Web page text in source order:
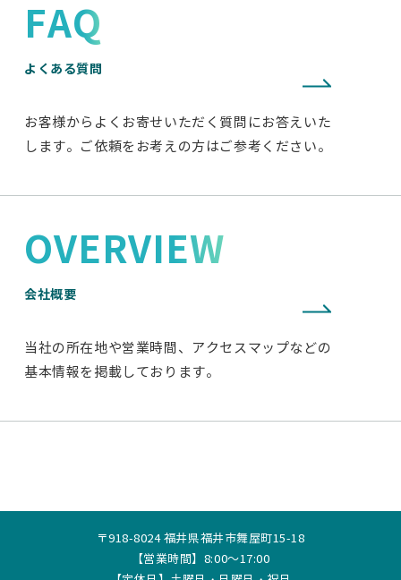
FAQ
よくある質問
お客様からよくお寄せいただく質問にお答えいた
します。ご依頼をお考えの方はご参考ください。
OVERVIEW
会社概要
当社の所在地や営業時間、アクセスマップなどの
基本情報を掲載しております。
〒918-8024 福井県福井市舞屋町15-18
【営業時間】8:00～17:00